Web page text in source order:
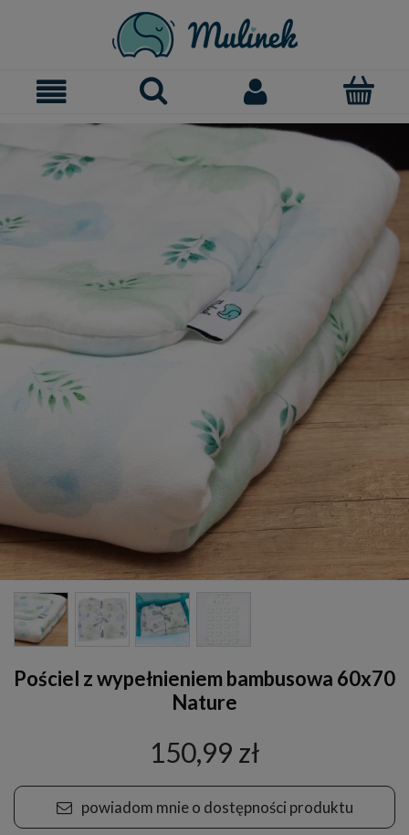
Pościel z wypełnieniem bambusowa 60x70
Nature
150,99 zł
powiadom mnie o dostępności produktu